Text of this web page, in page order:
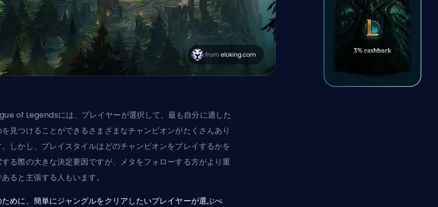
of Legendsには、プレイヤーが選択して、最も自分に適した
見つけることができるさまざまなチャンピオンがたくさんあり
しかし、プレイスタイルはどのチャンピオンをプレイするかを
る際の大きな決定要因ですが、メタをフォローする方がより重
ると主張する人もいます。
めに、簡単にジャングルをクリアしたいプレイヤーが選ぶべ